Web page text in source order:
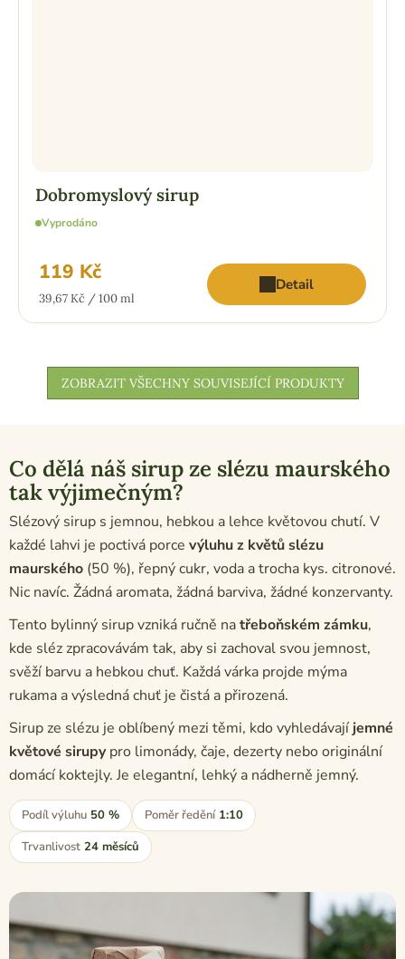
Dobromyslový sirup
Vyprodáno
119 Kč
Měrná
39,67 Kč / 100 ml
Detail
ZOBRAZIT VŠECHNY SOUVISEJÍCÍ PRODUKTY
Co dělá náš sirup ze slézu maurského
tak výjimečným?
Slézový sirup s jemnou, hebkou a lehce květovou chutí. V
každé lahvi je poctivá porce výluhu z květů slézu
maurského (50 %), řepný cukr, voda a trocha kys. citronové.
Nic navíc. Žádná aromata, žádná barviva, žádné konzervanty.
Tento bylinný sirup vzniká ručně natřeboňském zámku,
kde sléz zpracovávám tak, aby si zachoval svou jemnost,
svěží barvu a hebkou chuť. Každá várka projde mýma
rukama a výsledná chuť je čistá a přirozená.
Sirup ze slézu je oblíbený mezi těmi, kdo vyhledávajíjemné
květové sirupypro limonády, čaje, dezerty nebo originální
domácí koktejly. Je elegantní, lehký a nádherně jemný.
Podíl výluhu 50 % Poměr ředění 1:10
Trvanlivost 24 měsíců